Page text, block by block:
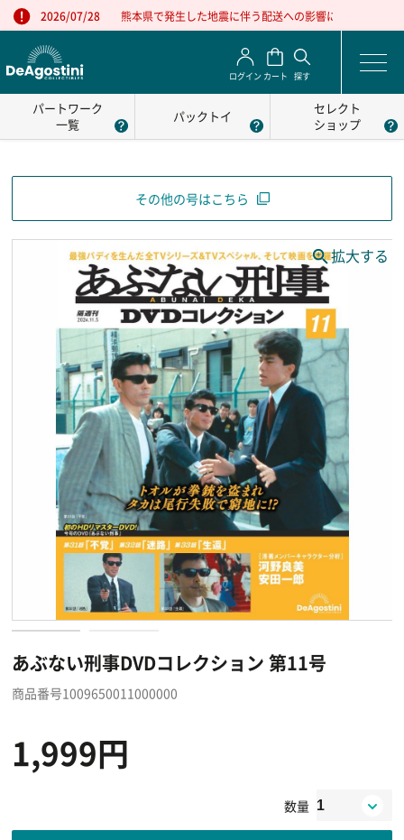
2026/07/28 熊本県で発生した地震に伴う配送への影響について
ログイン カート 探す
パートワーク
一覧
パックトイ
セレクト
ショップ
その他の号はこちら
あぶない刑事DVDコレクション 第11号
商品番号1009650011000000
1,999円
数量